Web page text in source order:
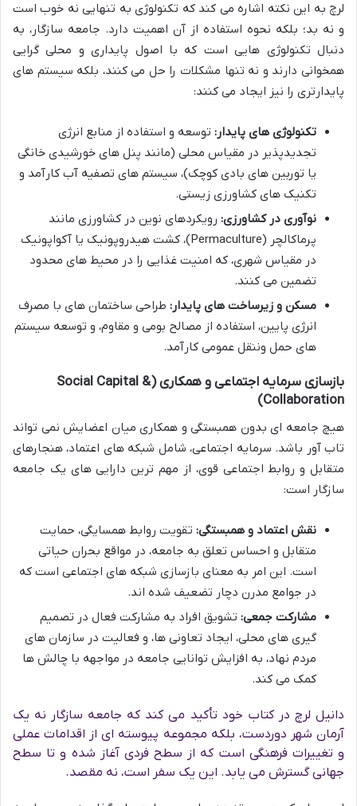
لرچ به این نکته اشاره می کند که تکنولوژی به تنهایی نه خوب است
و نه بد؛ بلکه نحوه استفاده از آن اهمیت دارد. جامعه سازگار، به
دنبال تکنولوژی هایی است که با اصول پایداری و محلی گرایی
همخوانی دارند و نه تنها مشکلات را حل می کنند، بلکه سیستم های
پایدارتری را نیز ایجاد می کنند:
تکنولوژی های پایدار: توسعه و استفاده از منابع انرژی
تجدیدپذیر در مقیاس محلی (مانند پنل های خورشیدی خانگی
یا توربین های بادی کوچک)، سیستم های تصفیه آب کارآمد و
تکنیک های کشاورزی زیستی.
نوآوری در کشاورزی: رویکردهای نوین در کشاورزی مانند
پرماکالچر (Permaculture)، کشت هیدروپونیک یا آکواپونیک
در مقیاس شهری، که امنیت غذایی را در محیط های محدود
تضمین می کنند.
مسکن و زیرساخت های پایدار: طراحی ساختمان های با مصرف
انرژی پایین، استفاده از مصالح بومی و مقاوم، و توسعه سیستم
های حمل وننقل عمومی کارآمد.
بازسازی سرمایه اجتماعی و همکاری (Social Capital &
Collaboration)
هیچ جامعه ای بدون همبستگی و همکاری میان اعضایش نمی تواند
تاب آور باشد. سرمایه اجتماعی، شامل شبکه های اعتماد، هنجارهای
متقابل و روابط اجتماعی قوی، از مهم ترین دارایی های یک جامعه
سازگار است:
نقش اعتماد و همبستگی: تقویت روابط همسایگی، حمایت
متقابل و احساس تعلق به جامعه، در مواقع بحران حیاتی
است. این امر به معنای بازسازی شبکه های اجتماعی است که
در جوامع مدرن دچار تضعیف شده اند.
مشارکت جمعی: تشویق افراد به مشارکت فعال در تصمیم
گیری های محلی، ایجاد تعاونی ها، و فعالیت در سازمان های
مردم نهاد، به افزایش توانایی جامعه در مواجهه با چالش ها
کمک می کند.
دانیل لرچ در کتاب خود تأکید می کند که جامعه سازگار نه یک
آرمان شهر دوردست، بلکه مجموعه پیوسته ای از اقدامات عملی
و تغییرات فرهنگی است که از سطح فردی آغاز شده و تا سطح
جهانی گسترش می یابد. این یک سفر است، نه مقصد.